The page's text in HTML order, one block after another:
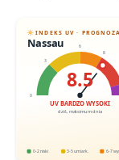
INDEKS UV ·
Nassau
0
3
6
8
8.5
UV BARDZO WYSOKI
dziś, maksimum dnia
0-2 niski 3-5 umiark. 6-7